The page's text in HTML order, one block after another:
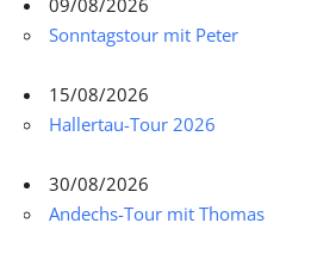
09/08/2026
Sonntagstour mit Peter
15/08/2026
Hallertau-Tour 2026
30/08/2026
Andechs-Tour mit Thomas